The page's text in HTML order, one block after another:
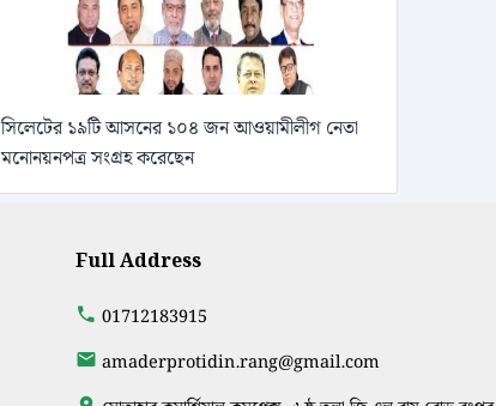
সিলেটের ১৯টি আসনের ১০৪ জন আওয়ামীলীগ নেতা
মনোনয়নপত্র সংগ্রহ করেছেন
Full Address
01712183915
amaderprotidin.rang@gmail.com